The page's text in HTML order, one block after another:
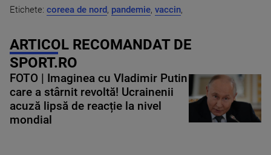
Etichete: coreea de nord, pandemie, vaccin,
ARTICOL RECOMANDAT DE
SPORT.RO
FOTO | Imaginea cu Vladimir Putin
care a stârnit revoltă! Ucrainenii
acuză lipsă de reacție la nivel
mondial